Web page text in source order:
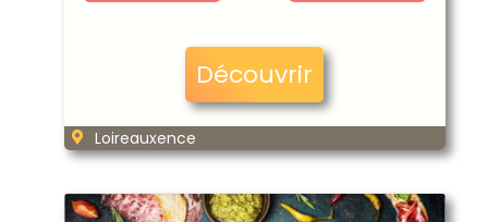
Découvrir
Loireauxence